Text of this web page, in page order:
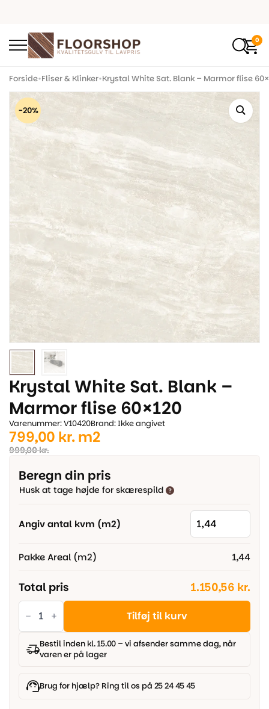
0
Forside•Fliser & Klinker•Krystal White Sat. Blank – Marmor flise
-20%
Krystal White Sat. Blank –
Marmor flise 60×120
Varenummer: V10420Brand: Ikke angivet
999,00kr.
Den
oprindelige
pris
var:
799,00 kr.
Den
aktuelle
pris
er:
m2
Beregn din pris
Husk at tage højde for skærespild
Angiv antal kvm (m2)
Pakke Areal (m2) 1,44
Total pris 1.150,56 kr.
Krystal
White
Blank
Marmor
Tilføj til kurv
Bestil inden kl. 15.00 – vi afsender samme dag, når
varen er på lager
Brug for hjælp? Ring til os på 25 24 45 45